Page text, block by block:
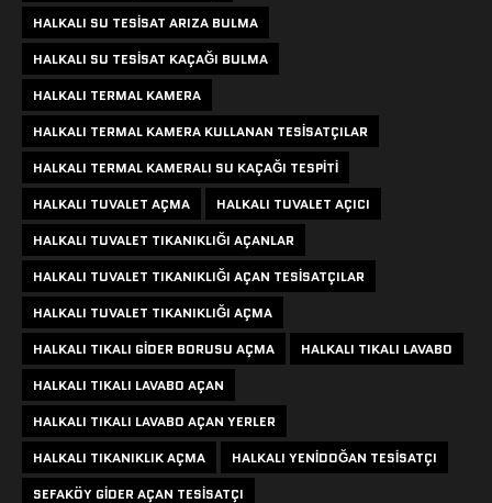
HALKALI SU TESISAT ARIZA BULMA
HALKALI SU TESISAT KAÇAĞI BULMA
HALKALI TERMAL KAMERA
HALKALI TERMAL KAMERA KULLANAN TESISATÇILAR
HALKALI TERMAL KAMERALI SU KAÇAĞI TESPITI
HALKALI TUVALET AÇMA
HALKALI TUVALET AÇICI
HALKALI TUVALET TIKANIKLIĞI AÇANLAR
HALKALI TUVALET TIKANIKLIĞI AÇAN TESISATÇILAR
HALKALI TUVALET TIKANIKLIĞI AÇMA
HALKALI TIKALI GIDER BORUSU AÇMA
HALKALI TIKALI LAVABO
HALKALI TIKALI LAVABO AÇAN
HALKALI TIKALI LAVABO AÇAN YERLER
HALKALI TIKANIKLIK AÇMA
HALKALI YENIDOĞAN TESISATÇI
SEFAKÖY GIDER AÇAN TESISATÇI